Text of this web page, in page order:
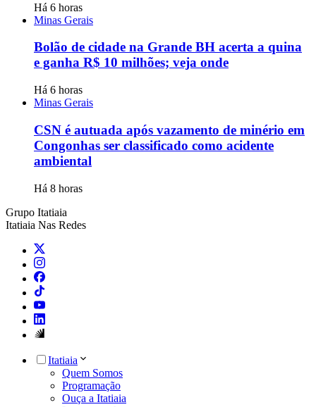
Há 6 horas
Minas Gerais
Bolão de cidade na Grande BH acerta a quina
e ganha R$ 10 milhões; veja onde
Há 6 horas
Minas Gerais
CSN é autuada após vazamento de minério em
Congonhas ser classificado como acidente
ambiental
Há 8 horas
Grupo Itatiaia
Itatiaia Nas Redes
Itatiaia
Quem Somos
Programação
Ouça a Itatiaia